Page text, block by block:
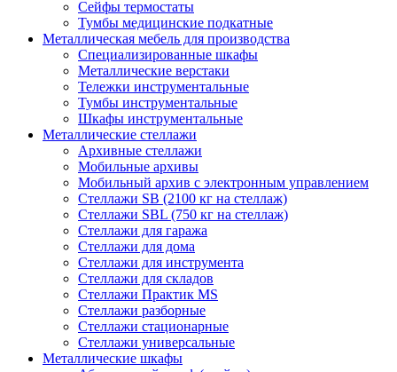
Сейфы термостаты
Тумбы медицинские подкатные
Металлическая мебель для производства
Cпециализированные шкафы
Металлические верстаки
Тележки инструментальные
Тумбы инструментальные
Шкафы инструментальные
Металлические стеллажи
Архивные стеллажи
Мобильные архивы
Мобильный архив с электронным управлением
Стеллажи SB (2100 кг на стеллаж)
Стеллажи SBL (750 кг на стеллаж)
Стеллажи для гаража
Стеллажи для дома
Стеллажи для инструмента
Стеллажи для складов
Стеллажи Практик MS
Стеллажи разборные
Стеллажи стационарные
Стеллажи универсальные
Металлические шкафы